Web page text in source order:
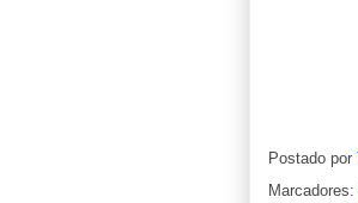
Postado por
Marcadores: